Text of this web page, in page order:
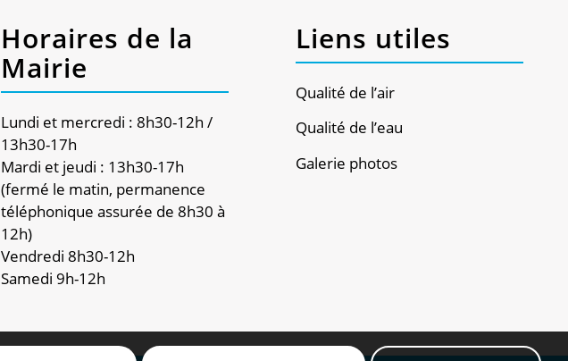
Horaires de la
Mairie
Lundi et mercredi : 8h30-12h /
13h30-17h
Mardi et jeudi : 13h30-17h
(fermé le matin, permanence
téléphonique assurée de 8h30 à
12h)
Vendredi 8h30-12h
Samedi 9h-12h
Liens utiles
Qualité de l’air
Qualité de l’eau
Galerie photos